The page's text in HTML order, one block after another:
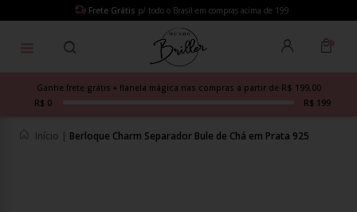
Frete Grátis p/ todo o Brasil em compras acima de 199
Ganhe frete grátis + flanela mágica nas compras a partir de R$ 199,00
R$ 0
R$ 199
Início | Berloque Charm Separador Bule de Chá em Prata 925